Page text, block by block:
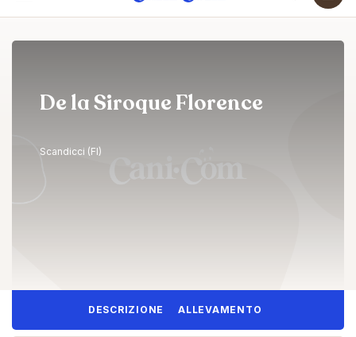
De la Siroque Florence
Scandicci (FI)
DESCRIZIONE ALLEVAMENTO